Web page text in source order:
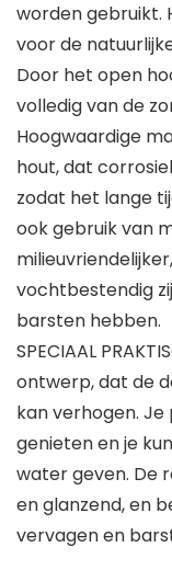
worden gebruikt.
voor de
Door het open
volledig van de
Hoogwaardige
hout, dat
zodat het lange
ook gebruik van
vochtbestendig
barsten hebben.
SPECIAAL
ontwerp, dat de
kan verhogen.
genieten en je
water geven. De
en glanzend, en
vervagen en